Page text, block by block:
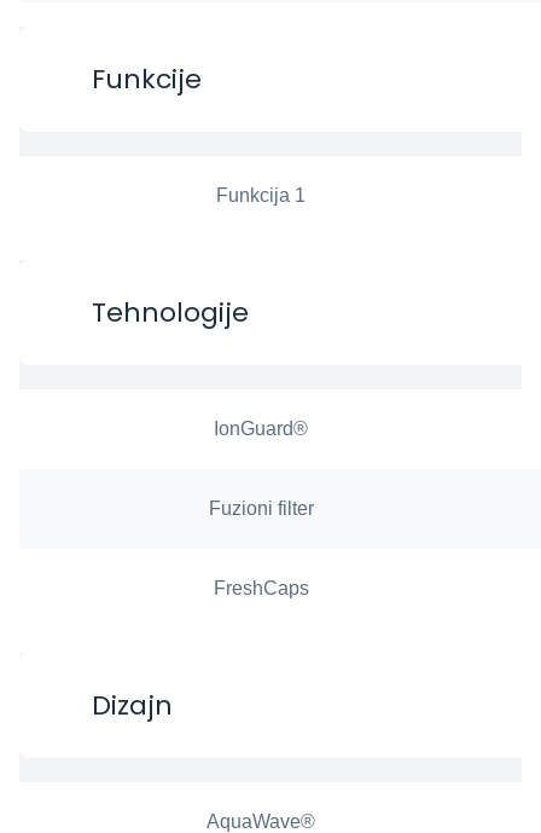
Funkcije
Funkcija 1
Tehnologije
IonGuard®
Fuzioni filter
FreshCaps
Dizajn
AquaWave®